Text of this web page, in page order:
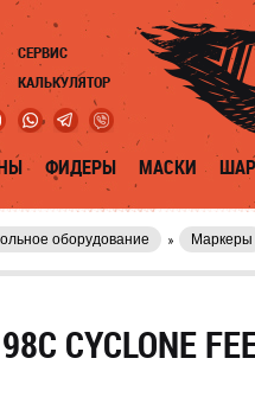
СЕРВИС
КАЛЬКУЛЯТОР
ФИДЕРЫ МАСКИ
оборудование Маркеры
CYCLONE